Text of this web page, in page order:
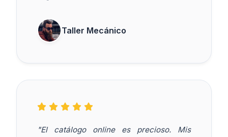
Taller Mecánico
"El catálogo online es precioso. Mis